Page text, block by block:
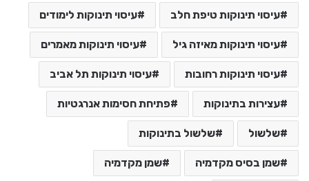
עיסוי תינוקות טיפת חלב עיסוי תינוקות לימודים
עיסוי תינוקות מאיזה גיל עיסוי תינוקות מאמרים
עיסוי תינוקות רחובות עיסוי תינוקות תל אביב
עצירות בתינוקות פתיחת חסימות אנרגטיות
שלשול שלשול בתינוקות
שמן בסיס מקדמיה שמן מקדמיה